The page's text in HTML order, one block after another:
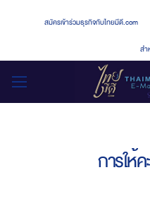
สมัครเข้าร่วมธุรกิจกับไทยมีดี.com
สำ
การให้